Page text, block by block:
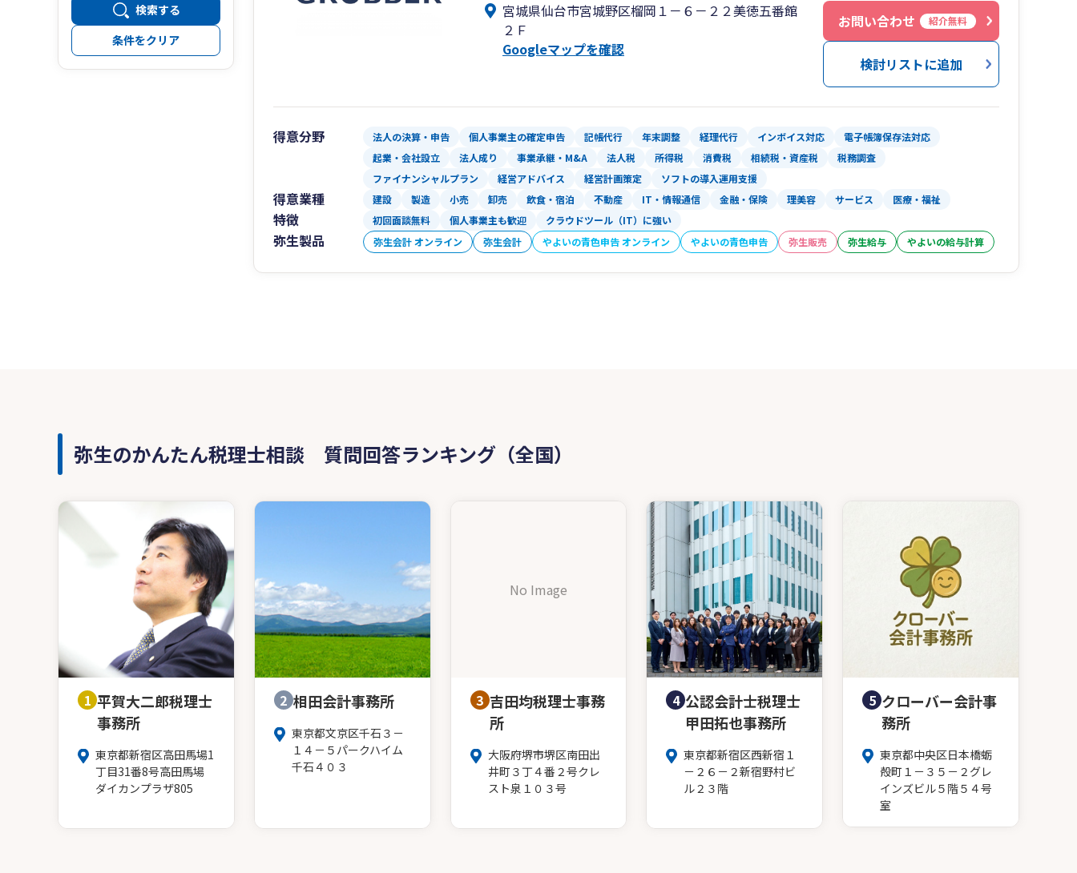
検索する
条件をクリア
知識に自信のない方、創業したばかりの方にもわかりやすいように、数字だけではなく、
図や表を用いて記憶に残る説明をするように心がけております。
◆SNSを活用した広告方法、フォロワー数の増加のコンサルティングも行っております。
整理収納の観点からのオフィスワークの業務効率化、整理ルールづくりも得意としており
ます。Windowsに限らず、Macも対応可能です。Zoomなどによるオンラインでの打ち合
わせも対応可能です。
宮城県仙台市宮城野区榴岡１－６－２２美徳五番館
２Ｆ
Googleマップを確認
お問い合わせ 紹介無料
検討リストに追加
得意分野 法人の決算・申告 個人事業主の確定申告 記帳代行 年末調整 経理代行 インボイス対応
電子帳簿保存法対応
起業・会社設立
法人成り 事業承継・M&A 法人税 所得税 消費税 相続税・資産税
税務調査
ファイナンシャルプラン
経営アドバイス 経営計画策定 ソフトの導入運用支援
得意業種 建設 製造 小売 卸売 飲食・宿泊 不動産 IT・情報通信 金融・保険 理美容 サービス 医療・福祉
特徴 初回面談無料 個人事業主も歓迎 クラウドツール（IT）に強い
弥生製品 弥生会計 オンライン 弥生会計 やよいの青色申告 オンライン やよいの青色申告 弥生販売 弥生給与 やよいの給与計算
弥生のかんたん税理士相談 質問回答ランキング（全国）
1 平賀大二郎税理士
事務所
東京都新宿区高田馬場1
丁目31番8号高田馬場
ダイカンプラザ805
2 相田会計事務所
東京都文京区千石３－
１４－５パークハイム
千石４０３
No Image
3 吉田均税理士事務
所
大阪府堺市堺区南田出
井町３丁４番２号クレ
スト泉１０３号
4 公認会計士税理士
甲田拓也事務所
東京都新宿区西新宿１
－２６－２新宿野村ビ
ル２３階
5 クローバー会計事
務所
東京都中央区日本橋蛎
殻町１－３５－２グレ
インズビル５階５４号
室